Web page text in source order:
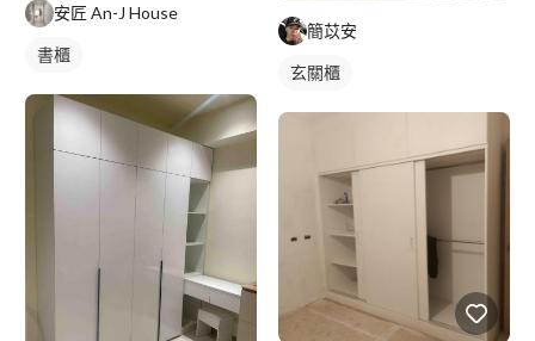
安匠 An-J House
書櫃
簡苡安
玄關櫃